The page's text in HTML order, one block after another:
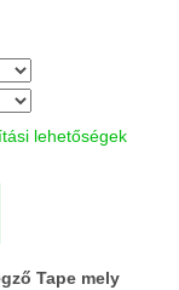
lehetőségek
Tape mely